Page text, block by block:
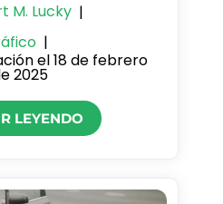
M. Lucky |
|
el 18 de febrero
2025
LEYENDO